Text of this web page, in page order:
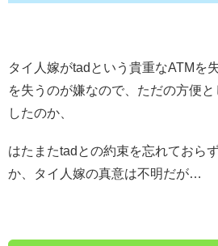
タイ人嫁がtadという貴重なATMを
を失うのが嫌なので、ただの方便
したのか、
はたまたtadとの約束を忘れておら
か、タイ人嫁の真意は不明だが…